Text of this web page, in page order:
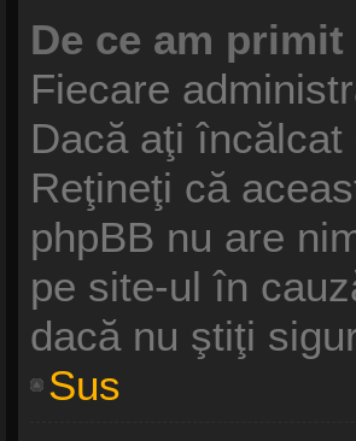
De ce am
Fiecare
Dacă aţi
Reţineţi că
phpBB nu are
pe site-ul în
dacă nu ştiţi
Sus